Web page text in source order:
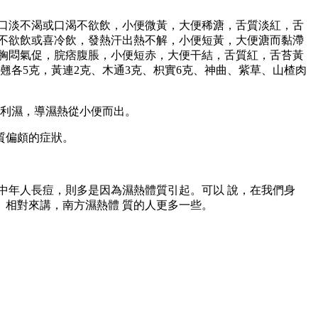
不渴或口渴不欲飲，小便微黃，大便稀溏，舌質淡紅，舌
飲或喜冷飲，發熱汗出熱不解，小便短黃，大便溏而黏滯
氣促，脘痞腹脹，小便短赤，大便干結，舌質紅，舌苔黃
各5克，黃連2克、木通3克、枳實6克、神曲、紫草、山楂肉
，導濕熱從小便而出。
頗的症狀。
人長痘，則多是因為濕熱體質引起。可以 說，在我們身
對來講，南方濕熱體 質的人更多一些。